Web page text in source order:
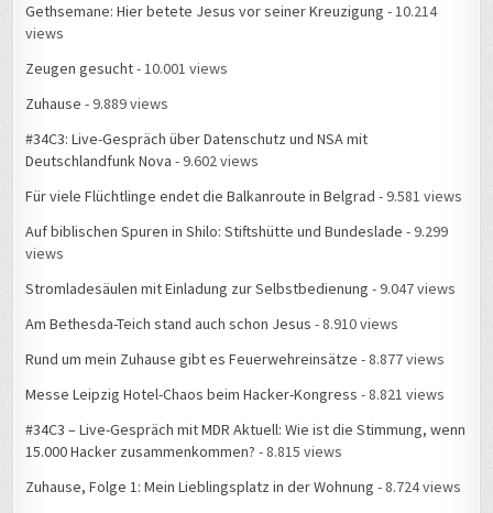
Gethsemane: Hier betete Jesus vor seiner Kreuzigung - 10.214
views
Zeugen gesucht- 10.001 views
Zuhause - 9.889 views
#34C3: Live-Gespräch über Datenschutz und NSA mit
Deutschlandfunk Nova - 9.602 views
Für viele Flüchtlinge endet die Balkanroute in Belgrad - 9.581 views
Auf biblischen Spuren in Shilo: Stiftshütte und Bundeslade - 9.299
views
Stromladesäulen mit Einladung zur Selbstbedienung - 9.047 views
Am Bethesda-Teich stand auch schon Jesus - 8.910 views
Rund um mein Zuhause gibt es Feuerwehreinsätze - 8.877 views
Messe Leipzig Hotel-Chaos beim Hacker-Kongress - 8.821 views
#34C3 – Live-Gespräch mit MDR Aktuell: Wie ist die Stimmung, wenn
15.000 Hacker zusammenkommen? - 8.815 views
Zuhause, Folge 1: Mein Lieblingsplatz in der Wohnung - 8.724 views